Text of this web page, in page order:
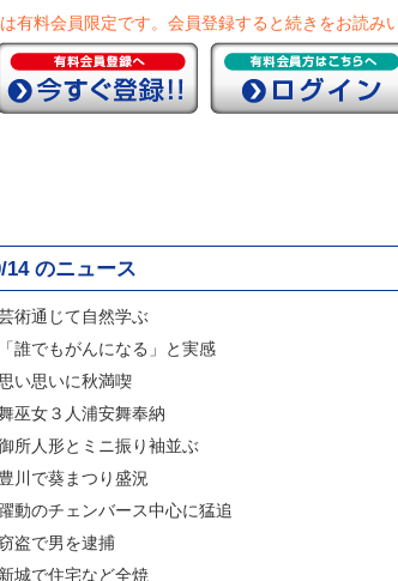
有料会員限定です。 会員登録すると続きをお読み
14 のニュース
術通じて自然学ぶ
「誰でもがんになる」と実感
思い思いに秋満喫
巫女３人浦安舞奉納
所人形とミニ振り袖並ぶ
豊川で葵まつり盛況
動のチェンバース中心に猛追
盗で男を逮捕
新城で住宅など全焼